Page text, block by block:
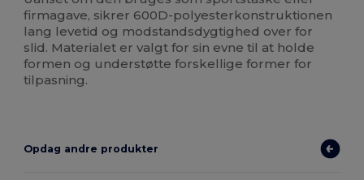
firmagave, sikrer 600D-polyesterkonstruktionen
lang levetid og modstandsdygtighed over for
slid. Materialet er valgt for sin evne til at holde
formen og understøtte forskellige former for
tilpasning.
Opdag andre produkter